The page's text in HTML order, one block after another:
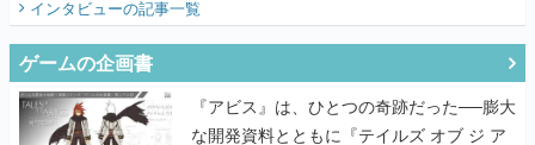
インタビューの記事一覧
ゲームの企画書
『アビス』は、ひとつの奇跡だった──膨大
な開発資料とともに『テイルズ オブ ジ ア